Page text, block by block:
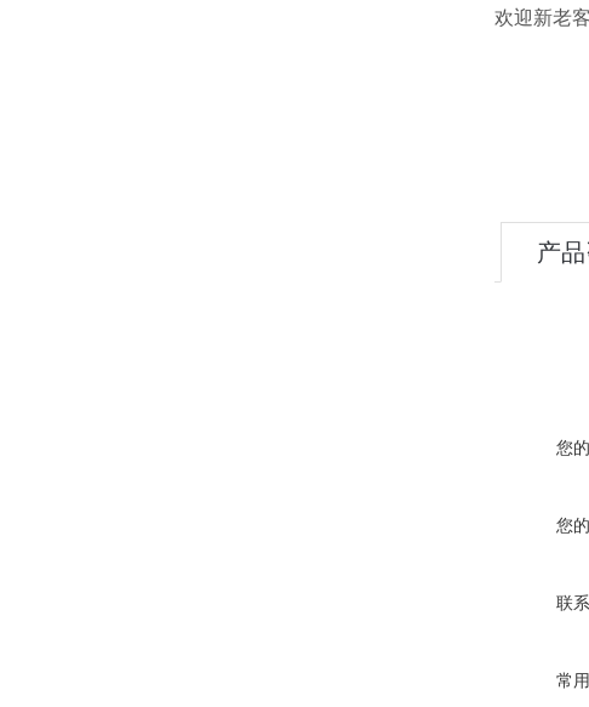
欢迎新老
产
您
您
联
常